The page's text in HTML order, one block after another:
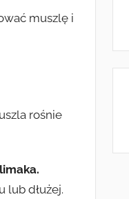
muszlę i
rośnie
lub dłużej.